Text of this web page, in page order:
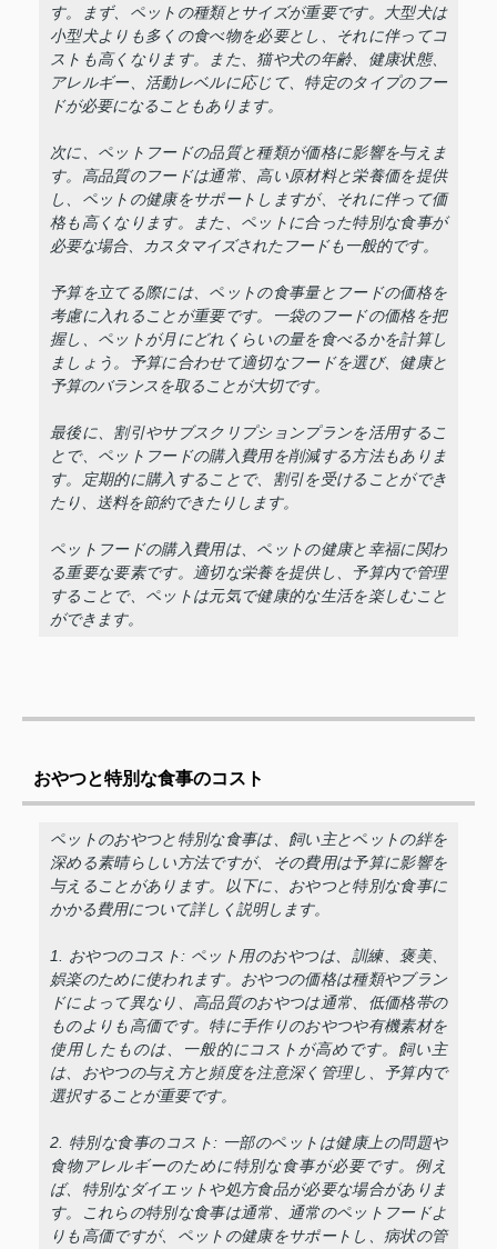
す。まず、ペットの種類とサイズが重要です。大型犬は
小型犬よりも多くの食べ物を必要とし、それに伴ってコ
ストも高くなります。また、猫や犬の年齢、健康状態、
アレルギー、活動レベルに応じて、特定のタイプのフー
ドが必要になることもあります。
次に、ペットフードの品質と種類が価格に影響を与えま
す。高品質のフードは通常、高い原材料と栄養価を提供
し、ペットの健康をサポートしますが、それに伴って価
格も高くなります。また、ペットに合った特別な食事が
必要な場合、カスタマイズされたフードも一般的です。
予算を立てる際には、ペットの食事量とフードの価格を
考慮に入れることが重要です。一袋のフードの価格を把
握し、ペットが月にどれくらいの量を食べるかを計算し
ましょう。予算に合わせて適切なフードを選び、健康と
予算のバランスを取ることが大切です。
最後に、割引やサブスクリプションプランを活用するこ
とで、ペットフードの購入費用を削減する方法もありま
す。定期的に購入することで、割引を受けることができ
たり、送料を節約できたりします。
ペットフードの購入費用は、ペットの健康と幸福に関わ
る重要な要素です。適切な栄養を提供し、予算内で管理
することで、ペットは元気で健康的な生活を楽しむこと
ができます。
おやつと特別な食事のコスト
ペットのおやつと特別な食事は、飼い主とペットの絆を
深める素晴らしい方法ですが、その費用は予算に影響を
与えることがあります。以下に、おやつと特別な食事に
かかる費用について詳しく説明します。
1. おやつのコスト: ペット用のおやつは、訓練、褒美、
娯楽のために使われます。おやつの価格は種類やブラン
ドによって異なり、高品質のおやつは通常、低価格帯の
ものよりも高価です。特に手作りのおやつや有機素材を
使用したものは、一般的にコストが高めです。飼い主
は、おやつの与え方と頻度を注意深く管理し、予算内で
選択することが重要です。
2. 特別な食事のコスト: 一部のペットは健康上の問題や
食物アレルギーのために特別な食事が必要です。例え
ば、特別なダイエットや処方食品が必要な場合がありま
す。これらの特別な食事は通常、通常のペットフードよ
りも高価ですが、ペットの健康をサポートし、病状の管